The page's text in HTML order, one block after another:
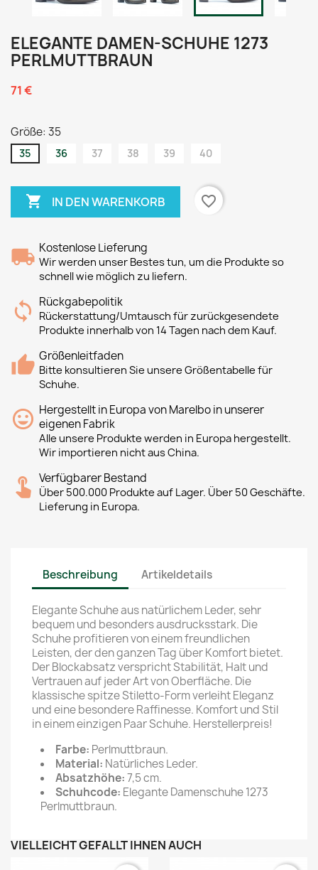
ELEGANTE DAMEN-SCHUHE 1273
PERLMUTTBRAUN
71 €
Größe: 35
35 36 37 38 39 40
 IN DEN WARENKORB favorite_border
Kostenlose Lieferung
Wir werden unser Bestes tun, um die Produkte so
schnell wie möglich zu liefern.
Rückgabepolitik
Rückerstattung/Umtausch für zurückgesendete
Produkte innerhalb von 14 Tagen nach dem Kauf.
Größenleitfaden
Bitte konsultieren Sie unsere Größentabelle für
Schuhe.
Hergestellt in Europa von Marelbo in unserer
eigenen Fabrik
Alle unsere Produkte werden in Europa hergestellt.
Wir importieren nicht aus China.
Verfügbarer Bestand
Über 500.000 Produkte auf Lager. Über 50 Geschäfte.
Lieferung in Europa.
Beschreibung Artikeldetails
Elegante Schuhe aus natürlichem Leder, sehr
bequem und besonders ausdrucksstark. Die
Schuhe profitieren von einem freundlichen
Leisten, der den ganzen Tag über Komfort bietet.
Der Blockabsatz verspricht Stabilität, Halt und
Vertrauen auf jeder Art von Oberfläche. Die
klassische spitze Stiletto-Form verleiht Eleganz
und eine besondere Raffinesse. Komfort und Stil
in einem einzigen Paar Schuhe. Herstellerpreis!
Farbe: Perlmuttbraun.
Material: Natürliches Leder.
Absatzhöhe:7,5 cm.
Schuhcode: Elegante Damenschuhe 1273
Perlmuttbraun.
VIELLEICHT GEFÄLLT IHNEN AUCH